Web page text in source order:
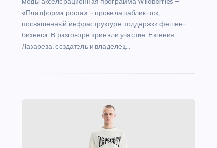
«Платформа роста» – провела паблик-ток,
посвященный инфраструктуре поддержки фешен-
бизнеса. В разговоре приняли участие: Евгения
Лазарева, создатель и владелец…